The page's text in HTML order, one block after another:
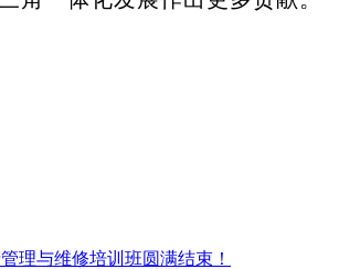
理与维修培训班圆满结束！